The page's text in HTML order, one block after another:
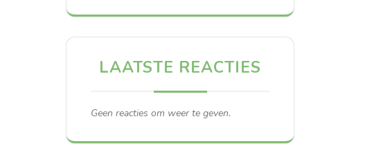
LAATSTE REACTIES
Geen reacties om weer te geven.